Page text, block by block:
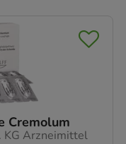
Cremolum
KG Arzneimittel